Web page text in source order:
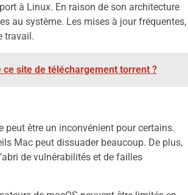
à Linux. En raison de son architecture
au système. Les mises à jour fréquentes,
travail.
site de téléchargement torrent ?
peut être un inconvénient pour certains.
Mac peut dissuader beaucoup. De plus,
de vulnérabilités et de failles